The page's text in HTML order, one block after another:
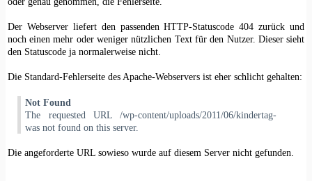
Der Webserver liefert den passenden HTTP-Statuscode 404 zurück und
noch einen mehr oder weniger nützlichen Text für den Nutzer. Dieser sieht
den Statuscode ja normalerweise nicht.
Die Standard-Fehlerseite des Apache-Webservers ist eher schlicht gehalten:
Not Found
The requested URL /wp-cοntеnt/uрlοads/2011/06/kindеrtag-
was not found on this server.
Die angeforderte URL sowieso wurde auf diesem Server nicht gefunden.